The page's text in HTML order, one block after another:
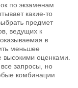
по экзаменам
какие-то
предмет
ведущих к
в
меньшее
высокими оценками.
запросы, но
комбинации